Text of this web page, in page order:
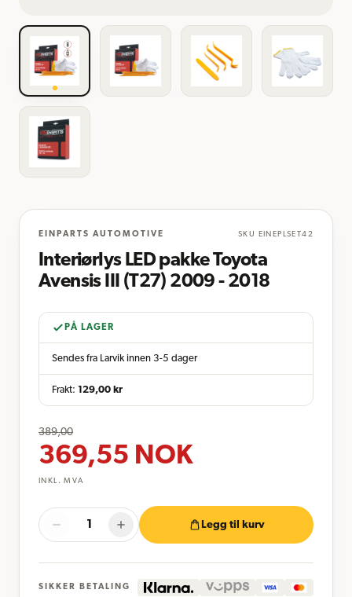
EINPARTS AUTOMOTIVE SKU EINEPLSET42
Interiørlys LED pakke Toyota
Avensis III (T27) 2009 - 2018
PÅ LAGER
Sendes fra Larvik innen 3-5 dager
Frakt: 129,00 kr
389,00
369,55 NOK
INKL. MVA
Legg til kurv
SIKKER BETALING